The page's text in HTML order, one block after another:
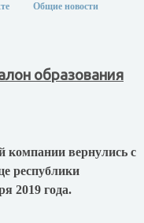
Общие новости
образования
компании вернулись с
республики
2019 года.